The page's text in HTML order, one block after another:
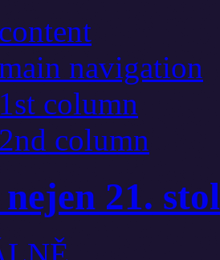
navigation
column
column
21.